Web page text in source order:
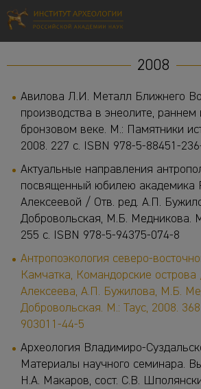
2008
Авилова Л.И. Металл Ближнего
производства в энеолите, раннем
бронзовом веке. М.: Памятники
2008. 227 с. ISBN 978-5-88451-
Актуальные направления
посвященный юбилею академика
Алексеевой / Отв. ред. А.П.
Добровольская, М.Б. Медникова.
255 с. ISBN 978-5-94375-074-8
Антропоэкология северо-
Камчатка, Командорские
Алексеева, А.П. Бужилова, М.Б.
Добровольская. М.: Таус, 2008.
903011-44-5
Археология Владимиро-
Материалы научного семинара.
Н.А. Макаров, сост. С.В.